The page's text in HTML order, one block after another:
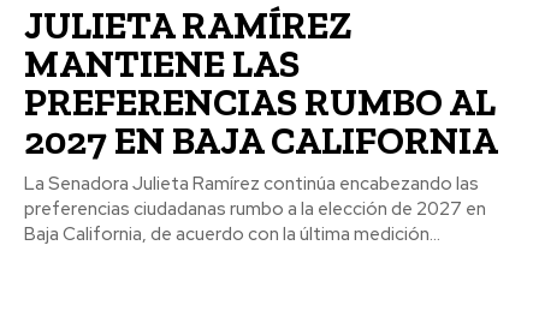
JULIETA RAMÍREZ
MANTIENE LAS
PREFERENCIAS RUMBO AL
2027 EN BAJA CALIFORNIA
La Senadora Julieta Ramírez continúa encabezando las
preferencias ciudadanas rumbo a la elección de 2027 en
Baja California, de acuerdo con la última medición...